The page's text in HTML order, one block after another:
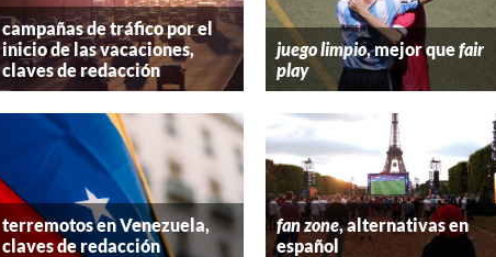
campañas de tráfico por el
inicio de las vacaciones,
claves de redacción
juego limpio, mejor quefair
play
terremotos en Venezuela,
claves de redacción
fan zone, alternativas en
español